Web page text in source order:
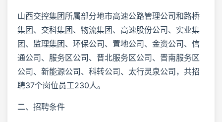
山西交控集团所属部分地市高速公路管理公司和路桥
集团、交科集团、物流集团、高速股份公司、实业集
团、监理集团、环保公司、置地公司、金资公司、信
通公司、服务区公司、晋北服务区公司、晋南服务区
公司、新能源公司、科转公司、太行灵泉公司，共招
聘37个岗位员工230人。
二、招聘条件